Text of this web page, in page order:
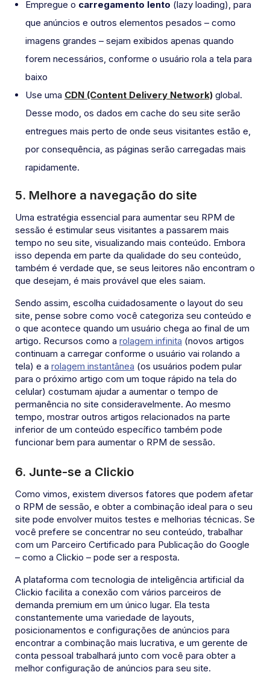
Empregue o carregamento lento (lazy loading), para
que anúncios e outros elementos pesados – como
imagens grandes – sejam exibidos apenas quando
forem necessários, conforme o usuário rola a tela para
baixo
Use uma CDN (Content Delivery Network) global.
Desse modo, os dados em cache do seu site serão
entregues mais perto de onde seus visitantes estão e,
por consequência, as páginas serão carregadas mais
rapidamente.
5. Melhore a navegação do site
Uma estratégia essencial para aumentar seu RPM de
sessão é estimular seus visitantes a passarem mais
tempo no seu site, visualizando mais conteúdo. Embora
isso dependa em parte da qualidade do seu conteúdo,
também é verdade que, se seus leitores não encontram o
que desejam, é mais provável que eles saiam.
Sendo assim, escolha cuidadosamente o layout do seu
site, pense sobre como você categoriza seu conteúdo e
o que acontece quando um usuário chega ao final de um
artigo. Recursos como a rolagem infinita (novos artigos
continuam a carregar conforme o usuário vai rolando a
tela) e a rolagem instantânea (os usuários podem pular
para o próximo artigo com um toque rápido na tela do
celular) costumam ajudar a aumentar o tempo de
permanência no site consideravelmente. Ao mesmo
tempo, mostrar outros artigos relacionados na parte
inferior de um conteúdo específico também pode
funcionar bem para aumentar o RPM de sessão.
6. Junte-se a Clickio
Como vimos, existem diversos fatores que podem afetar
o RPM de sessão, e obter a combinação ideal para o seu
site pode envolver muitos testes e melhorias técnicas. Se
você prefere se concentrar no seu conteúdo, trabalhar
com um Parceiro Certificado para Publicação do Google
– como a Clickio – pode ser a resposta.
A plataforma com tecnologia de inteligência artificial da
Clickio facilita a conexão com vários parceiros de
demanda premium em um único lugar. Ela testa
constantemente uma variedade de layouts,
posicionamentos e configurações de anúncios para
encontrar a combinação mais lucrativa, e um gerente de
conta pessoal trabalhará junto com você para obter a
melhor configuração de anúncios para seu site.